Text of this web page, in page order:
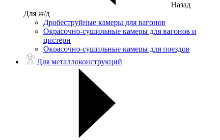
Назад
Для ж/д
Дробеструйные камеры для вагонов
Окрасочно-сушильные камеры для вагонов и
цистерн
Окрасочно-сушильные камеры для поездов
Для металлоконструкций